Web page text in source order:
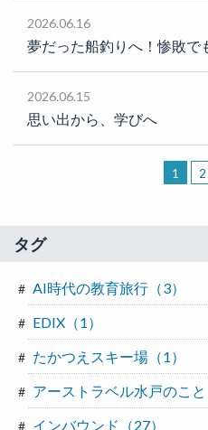
2026.06.16
夢だった船釣りへ！惨敗で
2026.06.15
思い出から、学びへ
1 2
タグ
AI時代の教育旅行（3）
EDIX（1）
たかつえスキー場（1）
アーストラベル水戸のこと
インバウンド（27）